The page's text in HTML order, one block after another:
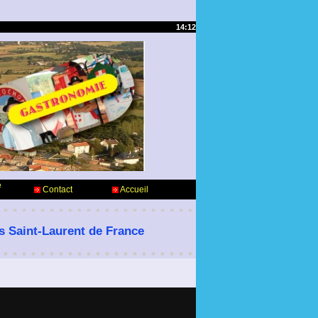
14:12
Contact Accueil
Saint-Laurent de France